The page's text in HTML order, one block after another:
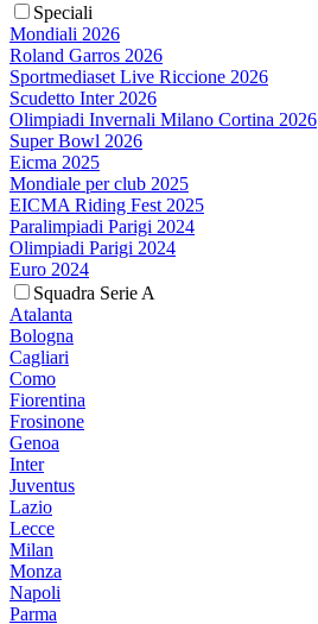
Speciali
Mondiali 2026
Roland Garros 2026
Sportmediaset Live Riccione 2026
Scudetto Inter 2026
Olimpiadi Invernali Milano Cortina 2026
Super Bowl 2026
Eicma 2025
Mondiale per club 2025
EICMA Riding Fest 2025
Paralimpiadi Parigi 2024
Olimpiadi Parigi 2024
Euro 2024
Squadra Serie A
Atalanta
Bologna
Cagliari
Como
Fiorentina
Frosinone
Genoa
Inter
Juventus
Lazio
Lecce
Milan
Monza
Napoli
Parma